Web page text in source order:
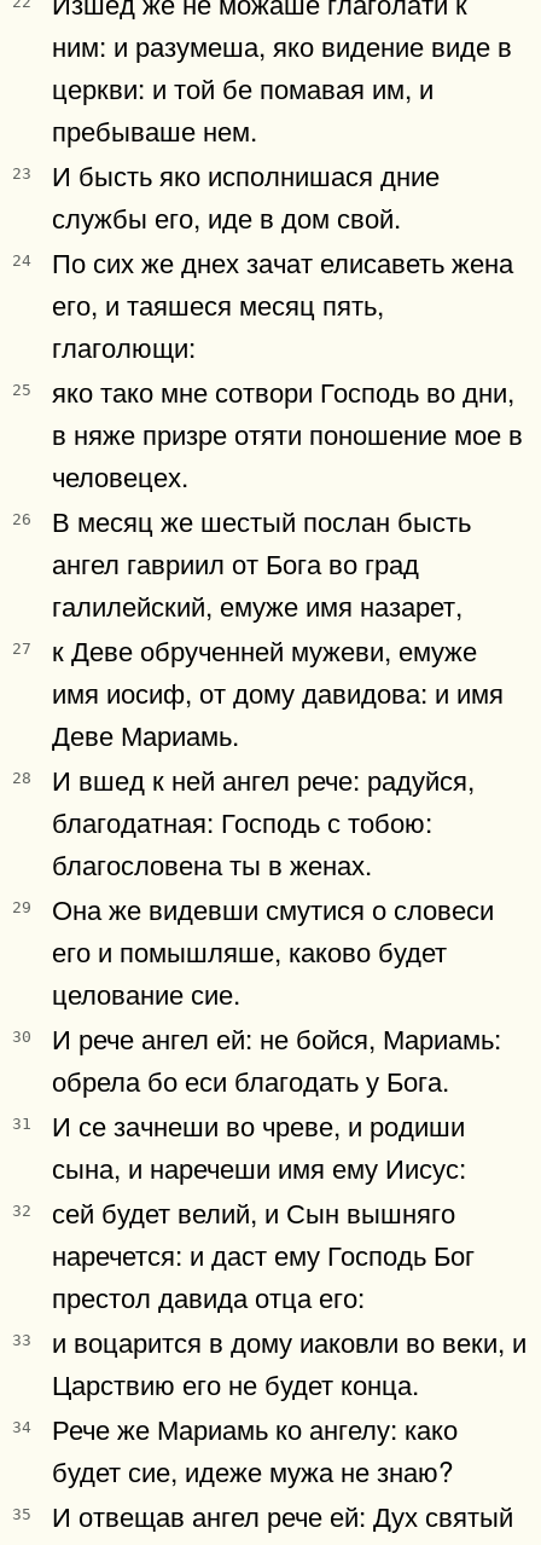
ним: и разумеша, яко видение виде в
церкви: и той бе помавая им, и
пребываше нем.
23
И бысть яко исполнишася дние
службы его, иде в дом свой.
24
По сих же днех зачат елисаветь жена
его, и таяшеся месяц пять,
глаголющи:
25
яко тако мне сотвори Господь во дни,
в няже призре отяти поношение мое в
человецех.
26
В месяц же шестый послан бысть
ангел гавриил от Бога во град
галилейский, емуже имя назарет,
27
к Деве обрученней мужеви, емуже
имя иосиф, от дому давидова: и имя
Деве Мариамь.
28
И вшед к ней ангел рече: радуйся,
благодатная: Господь с тобою:
благословена ты в женах.
29
Она же видевши смутися о словеси
его и помышляше, каково будет
целование сие.
30
И рече ангел ей: не бойся, Мариамь:
обрела бо еси благодать у Бога.
31
И се зачнеши во чреве, и родиши
сына, и наречеши имя ему Иисус:
32
сей будет велий, и Сын вышняго
наречется: и даст ему Господь Бог
престол давида отца его:
33
и воцарится в дому иаковли во веки, и
Царствию его не будет конца.
34
Рече же Мариамь ко ангелу: како
будет сие, идеже мужа не знаю?
35
И отвещав ангел рече ей: Дух святый